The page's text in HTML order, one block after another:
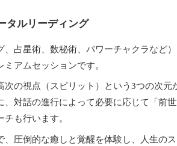
タルリーディング
占星術、数秘術、パワーチャクラなど
アムセッションです。
の視点（スピリット）という3つの次元
対話の進行によって必要に応じて「前
も行います。
圧倒的な癒しと覚醒を体験し、人生の